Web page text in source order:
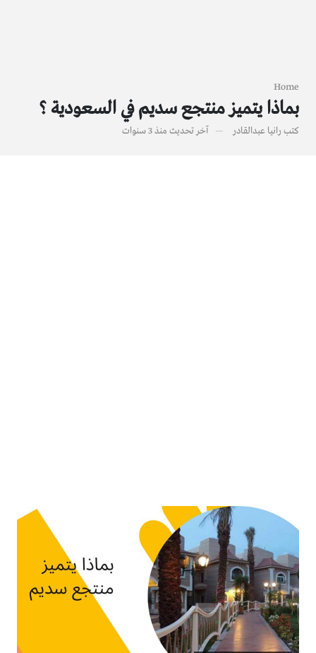
Home
بماذا يتميز منتجع سديم في السعودية ؟
كتب رانيا عبدالقادر آخر تحديث منذ 3 سنوات